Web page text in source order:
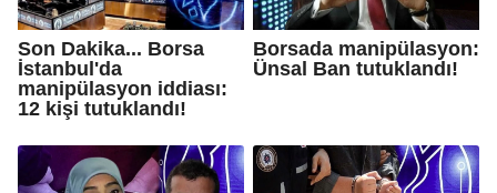
Son Dakika... Borsa
İstanbul'da
manipülasyon iddiası:
12 kişi tutuklandı!
Borsada manipülasyon:
Ünsal Ban tutuklandı!